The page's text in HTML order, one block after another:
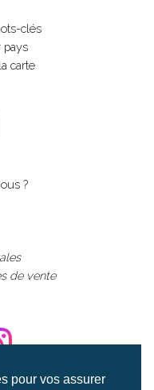
pour vos assurer
clés
pays
carte
?
de vente